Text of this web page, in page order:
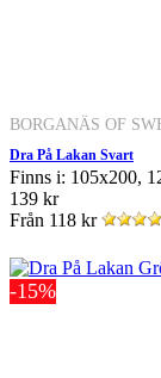
BORGANÄS OF
Dra På Lakan Svart
Finns i: 105x200,
139 kr
Från 118 kr
-15%